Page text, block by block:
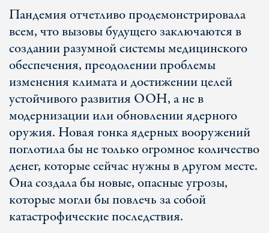
Пандемия отчетливо продемонстрировала
всем, что вызовы будущего заключаются в
создании разумной системы медицинского
обеспечения, преодолении проблемы
изменения климата и достижении целей
устойчивого развития ООН, а не в
модернизации или обновлении ядерного
оружия. Новая гонка ядерных вооружений
поглотила бы не только огромное количество
денег, которые сейчас нужны в другом месте.
Она создала бы новые, опасные угрозы,
которые могли бы повлечь за собой
катастрофические последствия.